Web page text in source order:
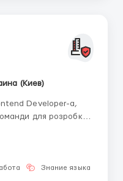
(Киев)
Developer-а,
для розробки
в дружній та
вас бачити!Знание языка